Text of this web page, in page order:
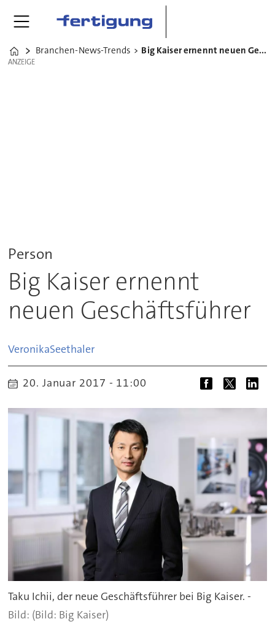
Home
Branchen-News-Trends Big Kaiser ernennt neuen Geschäftsführer
ANZEIGE
ANZEIGE
Person
Big Kaiser ernennt
neuen Geschäftsführer
VeronikaSeethaler
20. Januar 2017 - 11:00
Taku Ichii, der neue Geschäftsführer bei Big Kaiser. -
(Bild: Big Kaiser)